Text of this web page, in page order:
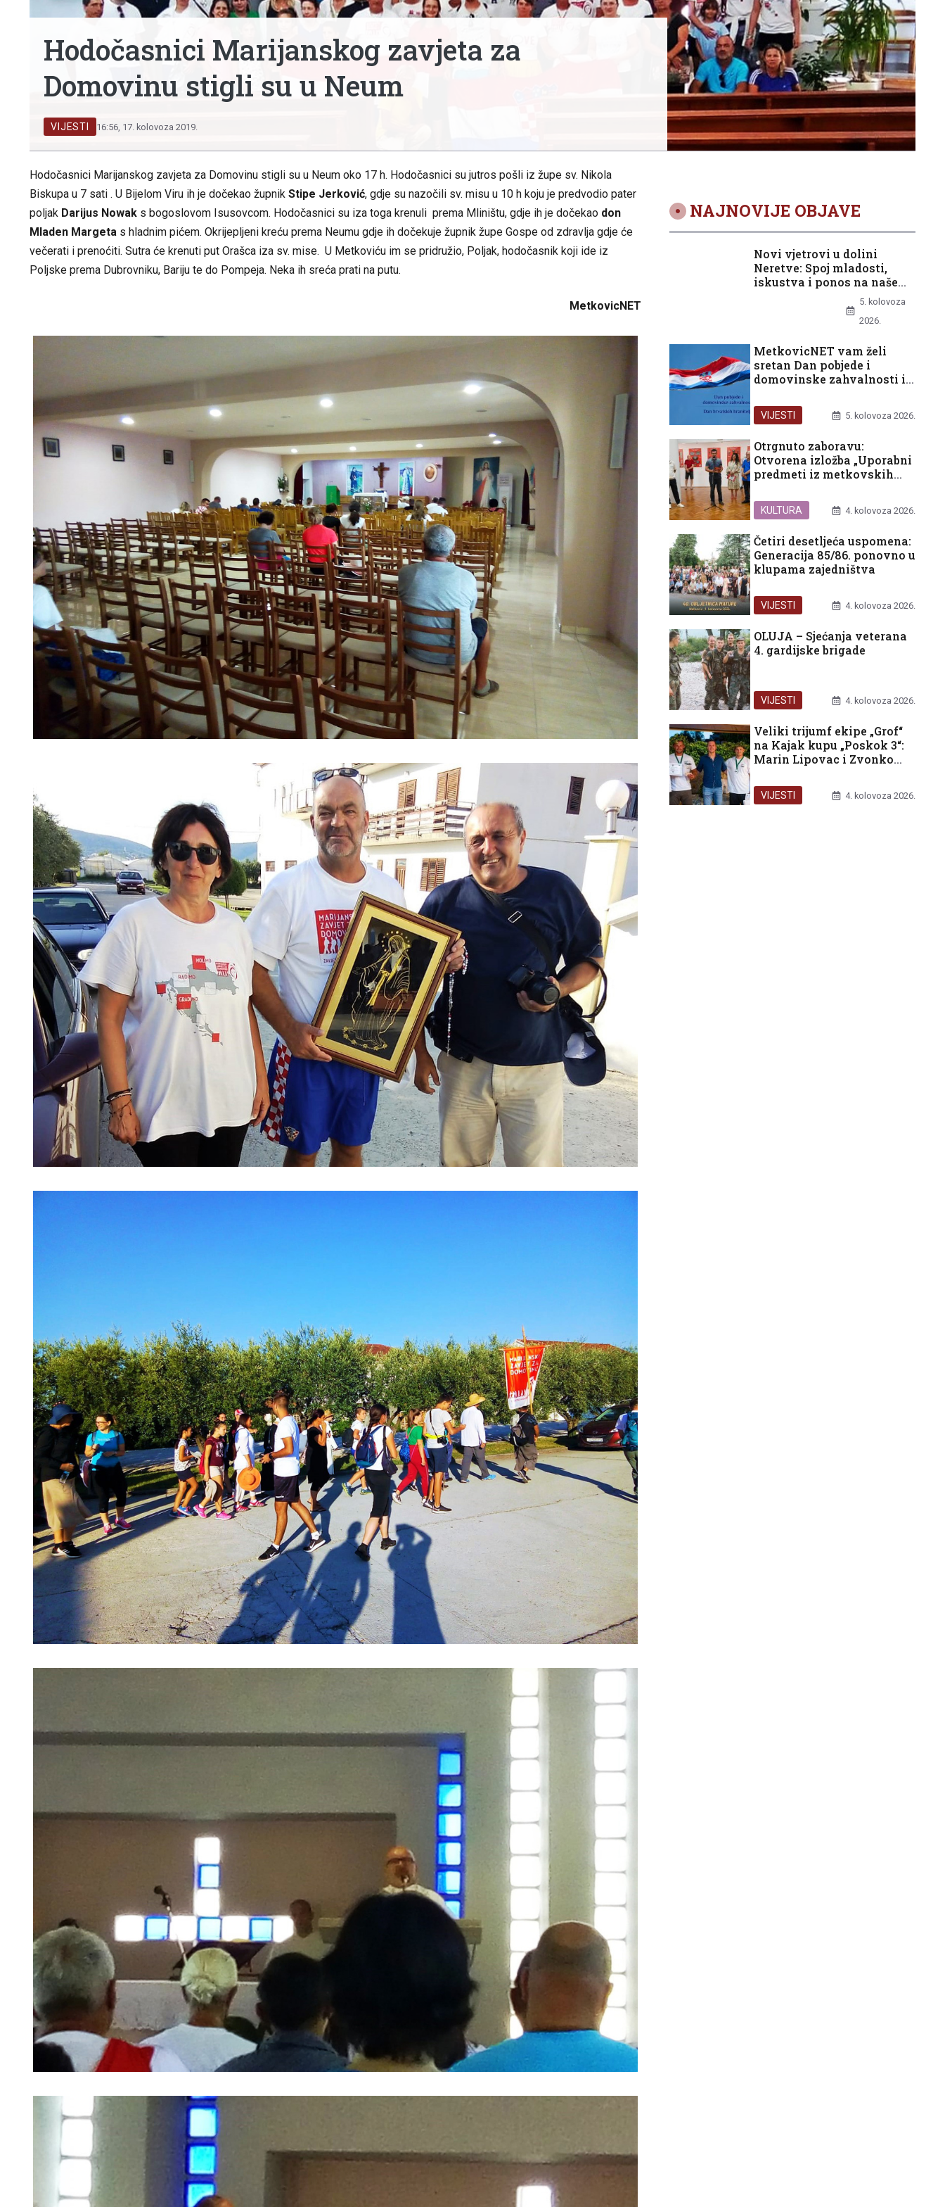
Hodočasnici Marijanskog zavjeta za
Domovinu stigli su u Neum
VIJESTI 16:56, 17. kolovoza 2019.
Hodočasnici Marijanskog zavjeta za Domovinu stigli su u Neum oko 17 h. Hodočasnici su jutros pošli iz župe sv. Nikola
Biskupa u 7 sati . U Bijelom Viru ih je dočekao župnik Stipe Jerković, gdje su nazočili sv. misu u 10 h koju je predvodio pater
poljak Darijus Nowak s bogoslovom Isusovcom. Hodočasnici su iza toga krenuli prema Mliništu, gdje ih je dočekao don
Mladen Margeta s hladnim pićem. Okrijepljeni kreću prema Neumu gdje ih dočekuje župnik župe Gospe od zdravlja gdje će
večerati i prenoćiti. Sutra će krenuti put Orašca iza sv. mise. U Metkoviću im se pridružio, Poljak, hodočasnik koji ide iz
Poljske prema Dubrovniku, Bariju te do Pompeja. Neka ih sreća prati na putu.
MetkovicNET
NAJNOVIJE OBJAVE
Novi vjetrovi u dolini
Neretve: Spoj mladosti,
iskustva i ponos na naše
5. kolovoza
2026.
MetkovicNET vam želi
sretan Dan pobjede i
domovinske zahvalnosti i
VIJESTI 5. kolovoza 2026.
Otrgnuto zaboravu:
Otvorena izložba „Uporabni
predmeti iz metkovskih
dragocjenosti”
KULTURA 4. kolovoza 2026.
Četiri desetljeća uspomena:
Generacija 85/86. ponovno u
klupama zajedništva
VIJESTI 4. kolovoza 2026.
OLUJA – Sjećanja veterana
4. gardijske brigade
VIJESTI 4. kolovoza 2026.
Veliki trijumf ekipe „Grof“
na Kajak kupu „Poskok 3“:
Marin Lipovac i Zvonko
poretku!
VIJESTI 4. kolovoza 2026.